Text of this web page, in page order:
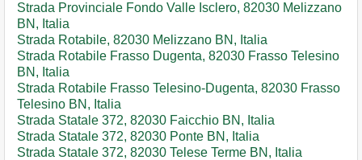
Strada Provinciale Fondo Valle Isclero, 82030 Melizzano
BN, Italia
Strada Rotabile, 82030 Melizzano BN, Italia
Strada Rotabile Frasso Dugenta, 82030 Frasso Telesino
BN, Italia
Strada Rotabile Frasso Telesino-Dugenta, 82030 Frasso
Telesino BN, Italia
Strada Statale 372, 82030 Faicchio BN, Italia
Strada Statale 372, 82030 Ponte BN, Italia
Strada Statale 372, 82030 Telese Terme BN, Italia